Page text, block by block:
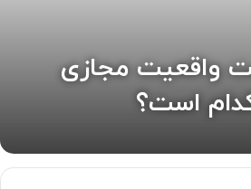
واقعیت مجازی
است؟